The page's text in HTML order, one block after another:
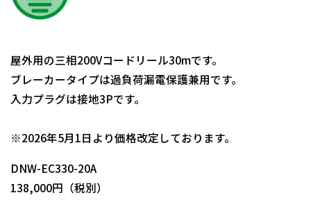
屋外用の三相200Vコードリール30mです。
ブレーカータイプは過負荷漏電保護兼用です。
入力プラグは接地3Pです。
※2026年5月1日より価格改定しております。
DNW-EC330-20A
138,000円（税別）